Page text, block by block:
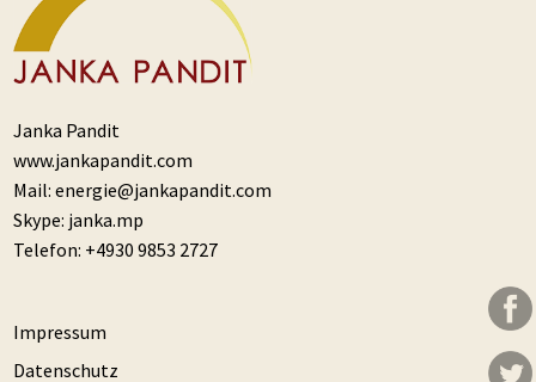
Janka Pandit
www.jankapandit.com
Mail:energie@jankapandit.com
Skype: janka.mp
Telefon: +4930 9853 2727
Impressum
Datenschutz